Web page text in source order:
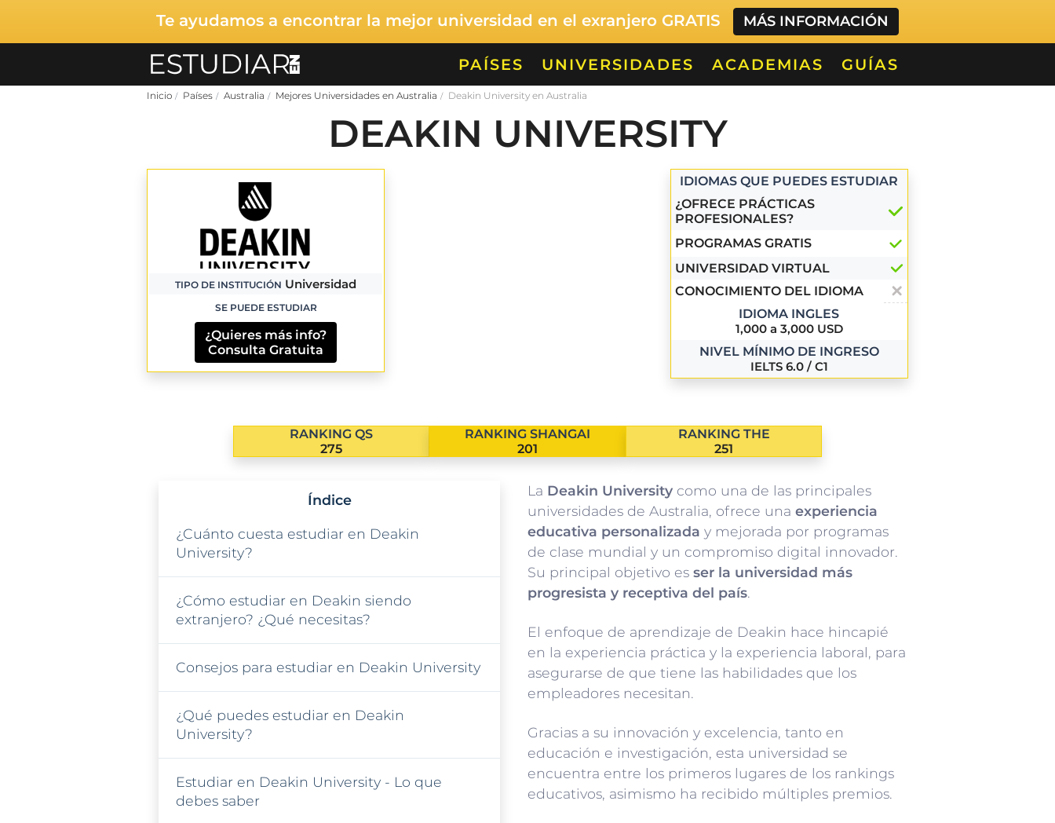
Te ayudamos a encontrar la mejor universidad en el exranjero GRATIS MÁS INFORMACIÓN
PAÍSES UNIVERSIDADES ACADEMIAS GUÍAS
Inicio Países Australia Mejores Universidades en Australia Deakin University en Australia
DEAKIN UNIVERSITY
TIPO DE INSTITUCIÓN Universidad
SE PUEDE ESTUDIAR
¿Quieres más info?
Consulta Gratuita
IDIOMAS QUE PUEDES ESTUDIAR
¿OFRECE PRÁCTICAS
PROFESIONALES?
PROGRAMAS GRATIS
UNIVERSIDAD VIRTUAL
CONOCIMIENTO DEL IDIOMA
IDIOMA INGLES
1,000 a 3,000 USD
NIVEL MÍNIMO DE INGRESO
IELTS 6.0 / C1
RANKING QS
275
RANKING SHANGAI
201
RANKING THE
251
Índice
¿Cuánto cuesta estudiar en Deakin
University?
¿Cómo estudiar en Deakin siendo
extranjero? ¿Qué necesitas?
Consejos para estudiar en Deakin University
¿Qué puedes estudiar en Deakin
University?
Estudiar en Deakin University - Lo que
debes saber
La Deakin University como una de las principales
universidades de Australia, ofrece una experiencia
educativa personalizada y mejorada por programas
de clase mundial y un compromiso digital innovador.
Su principal objetivo es ser la universidad más
progresista y receptiva del país.
El enfoque de aprendizaje de Deakin hace hincapié
en la experiencia práctica y la experiencia laboral, para
asegurarse de que tiene las habilidades que los
empleadores necesitan.
Gracias a su innovación y excelencia, tanto en
educación e investigación, esta universidad se
encuentra entre los primeros lugares de los rankings
educativos, asimismo ha recibido múltiples premios.